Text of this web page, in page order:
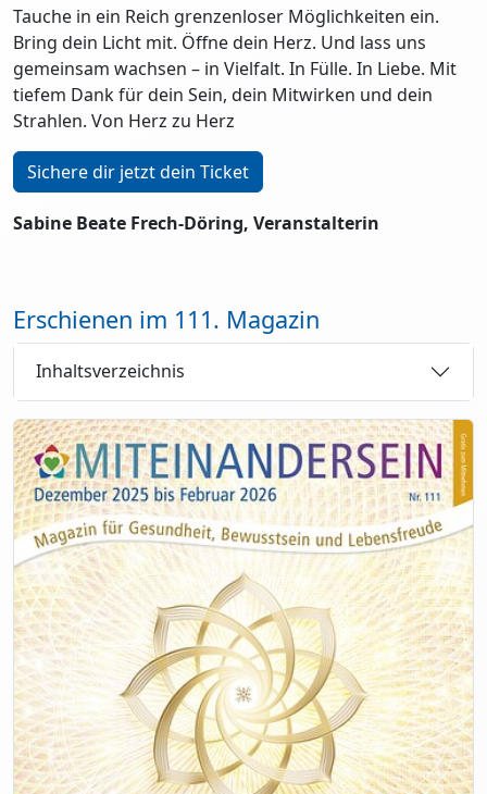
Tauche in ein Reich grenzenloser Möglichkeiten ein.
Bring dein Licht mit. Öffne dein Herz. Und lass uns
gemeinsam wachsen – in Vielfalt. In Fülle. In Liebe. Mit
tiefem Dank für dein Sein, dein Mitwirken und dein
Strahlen. Von Herz zu Herz
Sichere dir jetzt dein Ticket
Sabine Beate Frech-Döring, Veranstalterin
Erschienen im 111. Magazin
Inhaltsverzeichnis